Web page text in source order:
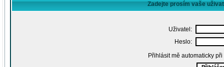
Zadejte prosím vaše
Uživatel:
Heslo:
Přihlásit mě automaticky